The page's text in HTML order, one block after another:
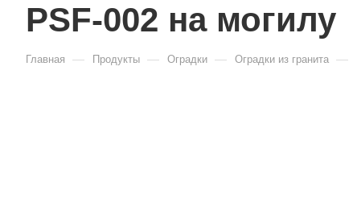
PSF-002 на могилу
Главная — Продукты — Оградки — Оградки из гранита —